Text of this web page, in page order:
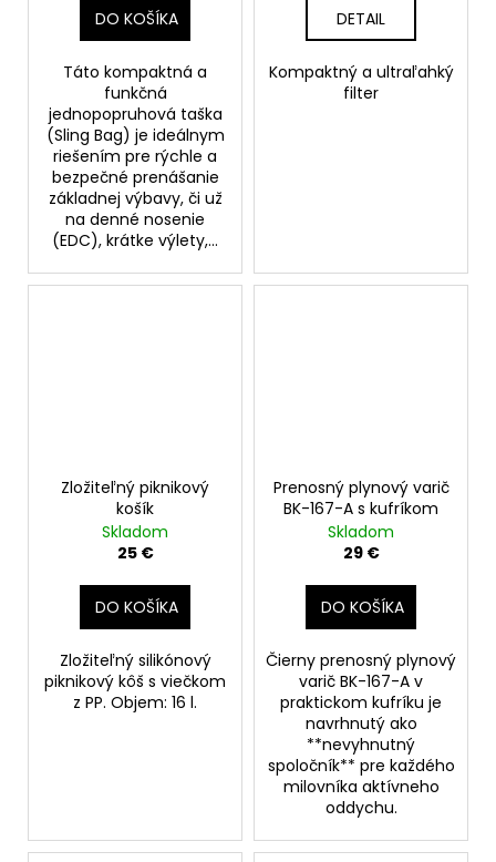
DO KOŠÍKA
Táto kompaktná a
funkčná
jednopopruhová taška
(Sling Bag) je ideálnym
riešením pre rýchle a
bezpečné prenášanie
základnej výbavy, či už
na denné nosenie
(EDC), krátke výlety,...
DETAIL
Kompaktný a ultraľahký
filter
Zložiteľný piknikový
košík
Skladom
25 €
DO KOŠÍKA
Zložiteľný silikónový
piknikový kôš s viečkom
z PP. Objem: 16 l.
Prenosný plynový varič
BK-167-A s kufríkom
Skladom
29 €
DO KOŠÍKA
Čierny prenosný plynový
varič BK-167-A v
praktickom kufríku je
navrhnutý ako
**nevyhnutný
spoločník** pre každého
milovníka aktívneho
oddychu.